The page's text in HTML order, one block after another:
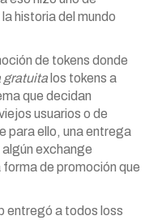
historia del mundo
de tokens donde
gratuita los tokens a
que decidan
usuarios o de
para ello, una entrega
exchange
de promoción que
entregó a todos loss